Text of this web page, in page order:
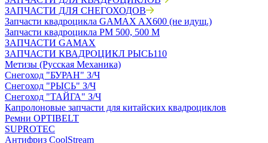
ЗАПЧАСТИ ДЛЯ СНЕГОХОДОВ
Запчасти квадроцикла GAMAX AX600 (не идущ.)
Запчасти квадроцикла РМ 500, 500 М
ЗАПЧАСТИ GAMAX
ЗАПЧАСТИ КВАДРОЦИКЛ РЫСЬ110
Метизы (Русская Механика)
Снегоход "БУРАН" З/Ч
Снегоход "РЫСЬ" З/Ч
Снегоход "ТАЙГА" З/Ч
Капролоновые запчасти для китайских квадроциклов
Ремни OPTIBELT
SUPROTEC
Антифриз CoolStream